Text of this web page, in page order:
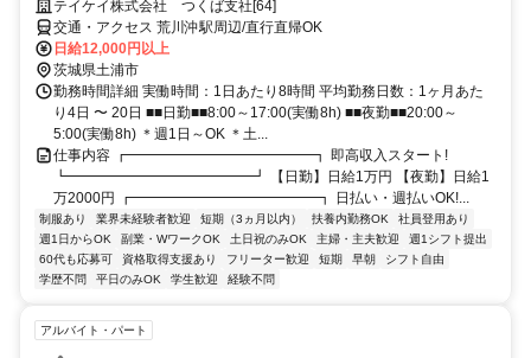
テイケイ株式会社 つくば支社[64]
交通・アクセス 荒川沖駅周辺/直行直帰OK
日給12,000円以上
茨城県土浦市
勤務時間詳細 実働時間：1日あたり8時間 平均勤務日数：1ヶ月あた
り4日 〜 20日 ■■日勤■■8:00～17:00(実働8h) ■■夜勤■■20:00～
5:00(実働8h) ＊週1日～OK ＊土...
仕事内容 ┏━━━━━━━━━━━━━┓ 即高収入スタート!
┗━━━━━━━━━━━━━┛ 【日勤】日給1万円 【夜勤】日給1
万2000円 ┏━━━━━━━━━━━━━┓ 日払い・週払いOK!...
制服あり 業界未経験者歓迎 短期（3ヵ月以内） 扶養内勤務OK
社員登用あり
週1日からOK
副業・WワークOK 土日祝のみOK 主婦・主夫歓迎
週1シフト提出
60代も応募可
資格取得支援あり フリーター歓迎 短期 早朝
シフト自由
学歴不問
平日のみOK 学生歓迎 経験不問
アルバイト・パート